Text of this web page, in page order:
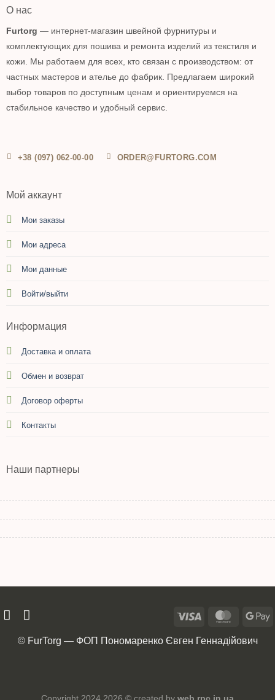
О нас
Furtorg — интернет-магазин швейной фурнитуры и
комплектующих для пошива и ремонта изделий из текстиля и
кожи. Мы работаем для всех, кто связан с производством: от
частных мастеров и ателье до фабрик. Предлагаем широкий
выбор товаров по доступным ценам и ориентируемся на
стабильное качество и удобный сервис.
+38 (097) 062-00-00 ORDER@FURTORG.COM
Мой аккаунт
Мои заказы
Мои адреса
Мои данные
Войти/выйти
Информация
Доставка и оплата
Обмен и возврат
Договор оферты
Контакты
Наши партнеры
© FurTorg — ФОП Пономаренко Євген Геннадійович